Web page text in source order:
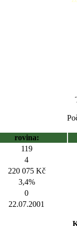
rovina:
119
4
220 075 Kč
3,4%
0
22.07.2001